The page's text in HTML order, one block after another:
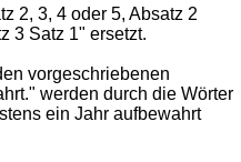
2, 3, 4 oder 5, Absatz 2
3 Satz 1" ersetzt.
vorgeschriebenen
werden durch die Wörter
ein Jahr aufbewahrt